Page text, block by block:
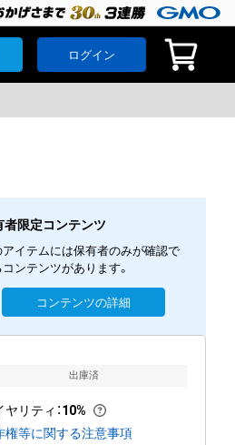
ログイン
者限定コンテンツ
アイテムには保有者のみが確認で
コンテンツがあります。
コンテンツの詳細
出庫済
ヤリティ ：10%
権等に関する注意事項